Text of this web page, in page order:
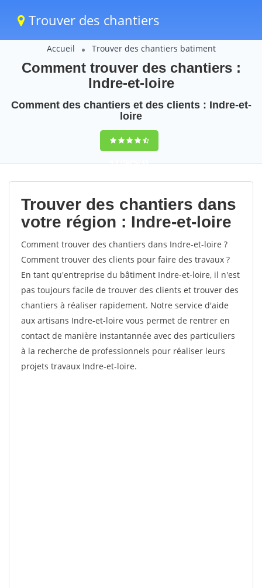
Trouver des chantiers
Accueil Trouver des chantiers batiment
Comment trouver des chantiers :
Indre-et-loire
Comment des chantiers et des clients : Indre-et-
loire
9,5(100%)45
votes
Trouver des chantiers dans
votre région : Indre-et-loire
Comment trouver des chantiers dans Indre-et-loire ?
Comment trouver des clients pour faire des travaux ?
En tant qu'entreprise du bâtiment Indre-et-loire, il n'est
pas toujours facile de trouver des clients et trouver des
chantiers à réaliser rapidement. Notre service d'aide
aux artisans Indre-et-loire vous permet de rentrer en
contact de manière instantannée avec des particuliers
à la recherche de professionnels pour réaliser leurs
projets travaux Indre-et-loire.